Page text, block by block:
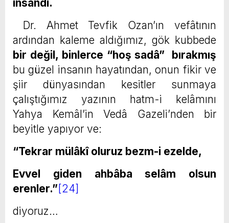
insandı.
Dr. Ahmet Tevfik Ozan’ın vefâtının
ardından kaleme aldığımız, gök kubbede
bir değil, binlerce “hoş sadâ” bırakmış
bu güzel insanın hayatından, onun fikir ve
şiir dünyasından kesitler sunmaya
çalıştığımız yazının hatm-i kelâmını
Yahya Kemâl’in Vedâ Gazeli’nden bir
beyitle yapıyor ve:
“Tekrar mülâkî oluruz bezm-i ezelde,
Evvel giden ahbâba selâm olsun
erenler.” [24]
diyoruz…